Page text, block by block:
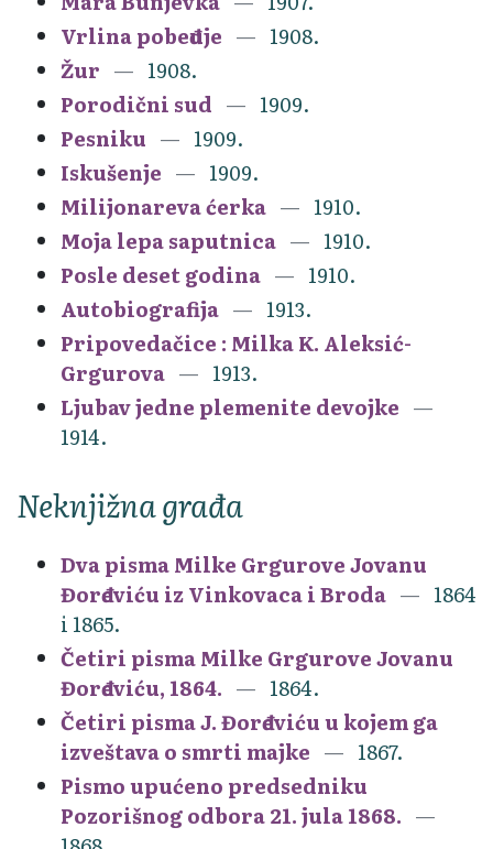
Vrlina pobeđuje
1908.
Žur
1908.
Porodični sud
1909.
Pesniku
1909.
Iskušenje
1909.
Milijonareva ćerka
1910.
Moja lepa saputnica
1910.
Posle deset godina
1910.
Autobiografija
1913.
Pripovedačice : Milka K. Aleksić-
Grgurova
1913.
Ljubav jedne plemenite devojke
1914.
Neknjižna građa
Dva pisma Milke Grgurove Jovanu
Đorđeviću iz Vinkovaca i Broda
1864
i 1865.
Četiri pisma Milke Grgurove Jovanu
Đorđeviću, 1864.
1864.
Četiri pisma J. Đorđeviću u kojem ga
izveštava o smrti majke
1867.
Pismo upućeno predsedniku
Pozorišnog odbora 21. jula 1868.